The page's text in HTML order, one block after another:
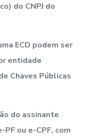
do CNPJ do
ECD podem ser
entidade
Chaves Públicas
do assinante
ou e-CPF, com